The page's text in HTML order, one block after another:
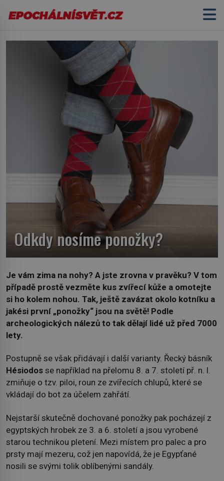
Odkdy nosíme ponožky?
Je vám zima na nohy? A jste zrovna v pravěku? V tom
případě prostě vezměte kus zvířecí kůže a omotejte
si ho kolem nohou. Tak, ještě zavázat okolo kotníku a
jakési první „ponožky“ jsou na světě! Podle
archeologických nálezů to tak dělají lidé už před 7000
lety.
Postupně se však přidávají i další varianty. Řecký básník
Hésiodos se například na přelomu 8. a 7. století př. n. l.
zmiňuje o tzv. piloi, roun ze zvířecích chlupů, které se
vkládají do bot za účelem zahřátí.
Nejstarší skutečně dochované ponožky pak pocházejí z
egyptských hrobek ze 3. a 6. století a jsou vyrobené
starou technikou pletení. Mezi místem pro palec a pro
prsty mají mezeru, což jen napovídá, že je Egypťané
nosili se svými tolik oblíbenými sandály.